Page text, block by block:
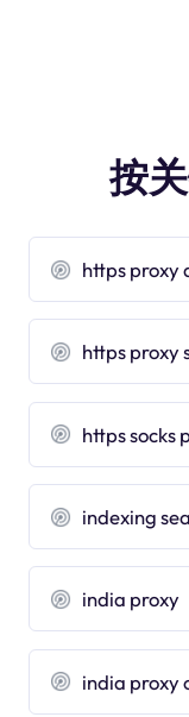
按
https proxy
https proxy
https socks
indexing
india proxy
india proxy